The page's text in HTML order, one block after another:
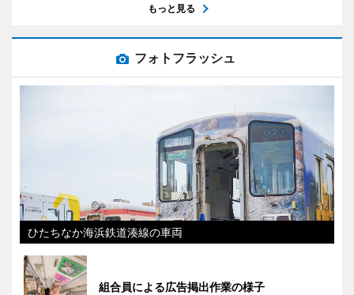
もっと見る
フォトフラッシュ
ひたちなか海浜鉄道湊線の車両
組合員による広告掲出作業の様子